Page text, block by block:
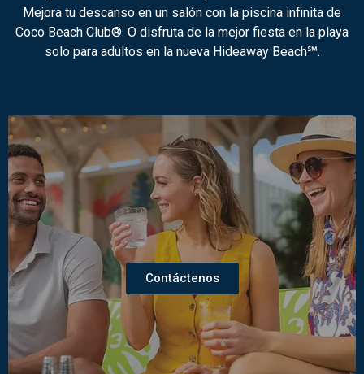
Mejora tu descanso en un salón con la piscina infinita de
Coco Beach Club®. O disfruta de la mejor fiesta en la playa
solo para adultos en la nueva Hideaway Beach℠.
Contáctenos